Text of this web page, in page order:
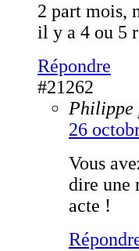
2 part mois,
il y a 4 ou 5
Répondre
#21262
Philippe
26
Vous
dire une
acte !